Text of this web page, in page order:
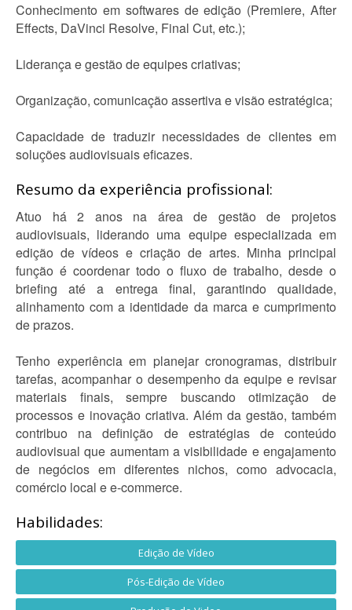
Conhecimento em softwares de edição (Premiere, After
Effects, DaVinci Resolve, Final Cut, etc.);
Liderança e gestão de equipes criativas;
Organização, comunicação assertiva e visão estratégica;
Capacidade de traduzir necessidades de clientes em
soluções audiovisuais eficazes.
Resumo da experiência profissional:
Atuo há 2 anos na área de gestão de projetos
audiovisuais, liderando uma equipe especializada em
edição de vídeos e criação de artes. Minha principal
função é coordenar todo o fluxo de trabalho, desde o
briefing até a entrega final, garantindo qualidade,
alinhamento com a identidade da marca e cumprimento
de prazos.
Tenho experiência em planejar cronogramas, distribuir
tarefas, acompanhar o desempenho da equipe e revisar
materiais finais, sempre buscando otimização de
processos e inovação criativa. Além da gestão, também
contribuo na definição de estratégias de conteúdo
audiovisual que aumentam a visibilidade e engajamento
de negócios em diferentes nichos, como advocacia,
comércio local e e-commerce.
Habilidades:
Edição de Vídeo
Pós-Edição de Vídeo